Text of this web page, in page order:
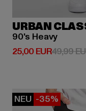
URBAN
90's Heavy
25,00 EUR
Derzeitiger Preis:
49,99
NEU -35%